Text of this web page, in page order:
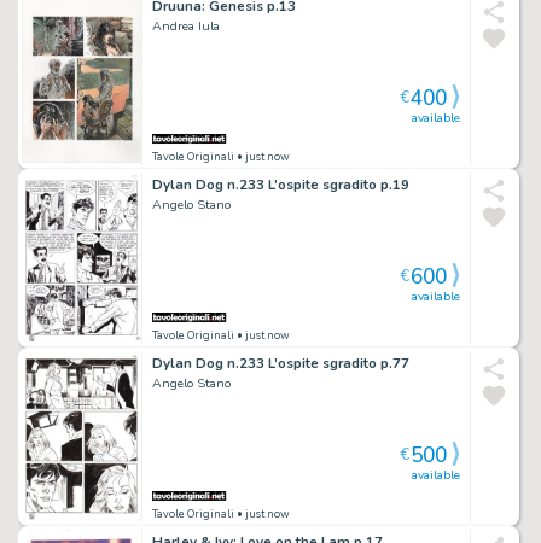
Druuna: Genesis p.13
Andrea Iula
Tavole Originali • just now
available
€400
Dylan Dog n.233 L’ospite sgradito p.19
Angelo Stano
Tavole Originali • just now
available
€600
Dylan Dog n.233 L’ospite sgradito p.77
Angelo Stano
Tavole Originali • just now
available
€500